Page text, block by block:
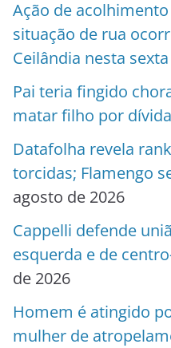
Ação de
situação de rua
Ceilândia nesta sexta
Pai teria fingido
matar filho por dívida
Datafolha revela
torcidas; Flamengo
agosto de 2026
Cappelli defende
esquerda e de
de 2026
Homem é atingido
mulher de